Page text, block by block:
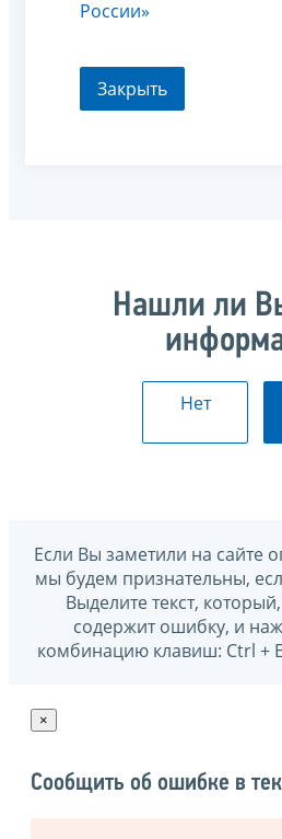
России»
Закрыть
Нашли ли
Нет
Если Вы заметили на сайте
мы будем признательны,
Выделите текст,
содержит ошибку, и
комбинацию клавиш: Ctrl +
×
Сообщить об ошибке в